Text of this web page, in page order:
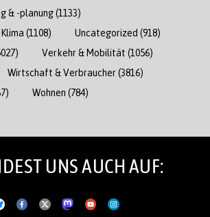
& -planung(1133)
(1108) Uncategorized (918)
Verkehr & Mobilität (1056)
Wirtschaft & Verbraucher(3816)
Wohnen (784)
UNS AUCH AUF: